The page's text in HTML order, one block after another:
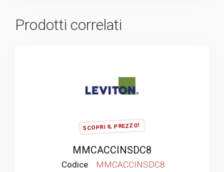
Prodotti correlati
SCOPRI IL PREZZO!
MMCACCINSDC8
Codice
MMCACCINSDC8